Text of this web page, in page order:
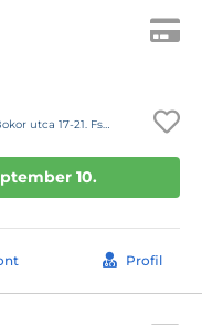
utca 17-21. Fszt.
10.
Profil